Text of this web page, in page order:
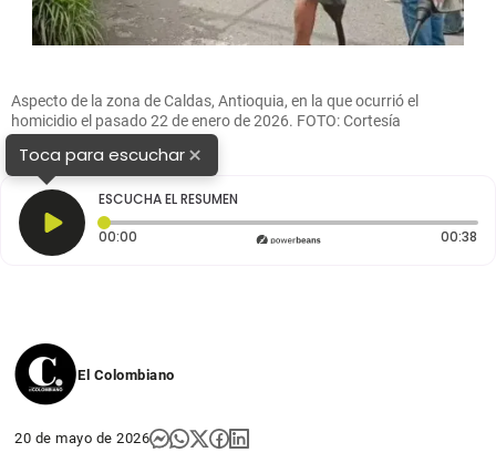
Aspecto de la zona de Caldas, Antioquia, en la que ocurrió el
homicidio el pasado 22 de enero de 2026. FOTO: Cortesía
Toca para escuchar×
ESCUCHA EL RESUMEN
00:00 Tiempo transcurrido: 0 segundos 00:38
El Colombiano
20 de mayo de 2026